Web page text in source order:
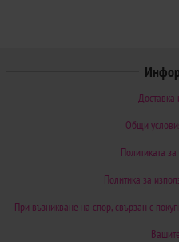
Общи
Политиката
Политика за
При възникване на спор, свързан с